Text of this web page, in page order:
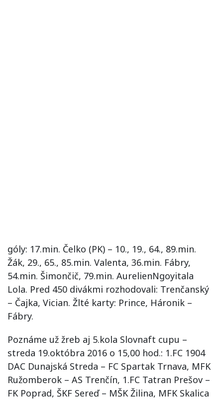
góly: 17.min. Čelko (PK) – 10., 19., 64., 89.min.
Žák, 29., 65., 85.min. Valenta, 36.min. Fábry,
54.min. Šimončič, 79.min. AurelienNgoyitala
Lola. Pred 450 divákmi rozhodovali: Trenčanský
– Čajka, Vician. Žlté karty: Prince, Háronik –
Fábry.
Poznáme už žreb aj 5.kola Slovnaft cupu –
streda 19.októbra 2016 o 15,00 hod.: 1.FC 1904
DAC Dunajská Streda – FC Spartak Trnava, MFK
Ružomberok – AS Trenčín, 1.FC Tatran Prešov –
FK Poprad, ŠKF Sereď – MŠK Žilina, MFK Skalica